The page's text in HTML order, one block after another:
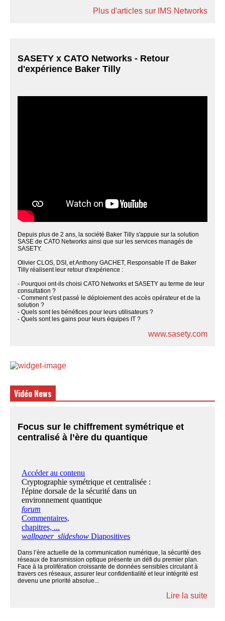
Plus d'articles sur IMS Networks
SASETY x CATO Networks - Retour
d'expérience Baker Tilly
Depuis plus de 2 ans, la société Baker Tilly s'appuie sur la solution
SASE de CATO Networks ainsi que sur les services managés de
SASETY.
Olivier CLOS, DSI, et Anthony GACHET, Responsable IT de Baker
Tilly réalisent leur retour d'expérience :
- Pourquoi ont-ils choisi CATO Networks et SASETY au terme de leur
consultation ?
- Comment s'est passé le déploiement des accès opérateur et de la
solution ?
- Quels sont les bénéfices pour leurs utilisateurs ?
- Quels sont les gains pour leurs équipes IT ?
www.sasety.com
Vidéo News
Focus sur le chiffrement symétrique et
centralisé à l’ère du quantique
Dans l’ère actuelle de la communication numérique, la sécurité des
réseaux de transmission optique présente un défi du premier plan.
Face à la prolifération croissante de données sensibles circulant à
travers ces réseaux, assurer leur confidentialité et leur intégrité est
devenu une priorité absolue...
Lire la suite